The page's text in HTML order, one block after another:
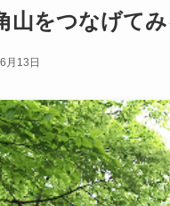
山をつなげて
月13日